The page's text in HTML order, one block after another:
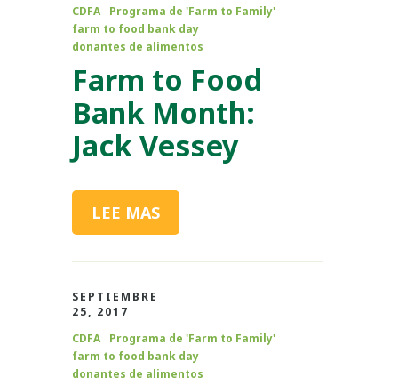
CDFA
Programa de 'Farm to Family'
farm to food bank day
donantes de alimentos
Farm to Food
Bank Month:
Jack Vessey
LEE MAS
SEPTIEMBRE
25, 2017
CDFA
Programa de 'Farm to Family'
farm to food bank day
donantes de alimentos